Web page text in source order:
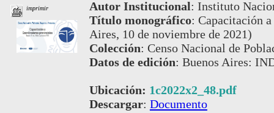
imprimir Autor Institucional: Instituto
Título monográfico: Capacitación
Aires, 10 de noviembre de 2021)
Colección: Censo Nacional de
Datos de edición: Buenos Aires:
Ubicación: 1c2022x2_48.pdf
Descargar: Documento